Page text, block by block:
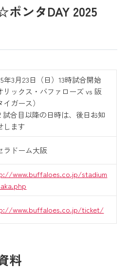
ンタDAY 2025
年3月23日（日）13時試合開始
リックス・バファローズ vs 阪
イガース）
合目以降の日時は、後日お知
します
ラドーム大阪
www.buffaloes.co.jp/stadium
www.buffaloes.co.jp/ticket/
料